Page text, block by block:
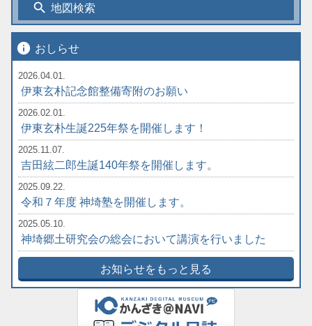
search 地図検索
info おしらせ
2026.04.01.
伊東玄朴記念館整備寄附のお願い
2026.02.01.
伊東玄朴生誕225年祭を開催します！
2025.11.07.
吉田絃二郎生誕140年祭を開催します。
2025.09.22.
令和７年度 神埼塾を開催します。
2025.05.10.
神埼郷土研究会の総会において講演を行いました
お知らせをもっと見る